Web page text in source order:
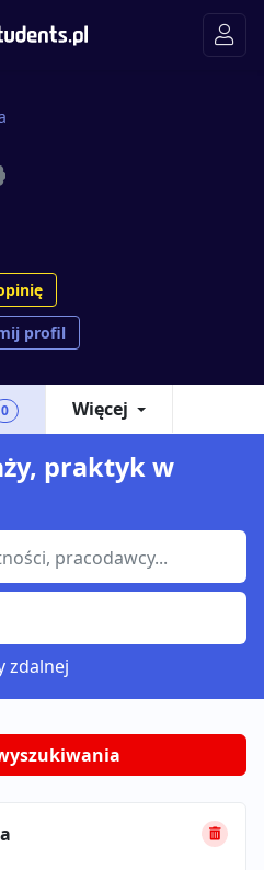
profil
0 Więcej
praktyk w
zdalnej